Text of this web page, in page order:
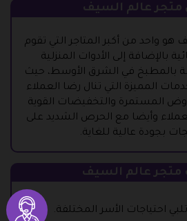
متجر عالم السيف
هو واحد من أكبر المتاجر التي تقوم
بالإضافة إلى الأدوات المنزلية
بالمطبخ في الشرق الأوسط، حيث
المميزة التي تنال رضا العملاء
المستمرة والتخفيضات القوية
وأيضا مع الحرص الشديد على
بجودة عالية للغاية.
متجر عالم السيف
احتياجات الأسر المختلفة.